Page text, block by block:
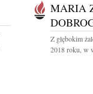
MARIA
Z głębokim
2018 roku, w